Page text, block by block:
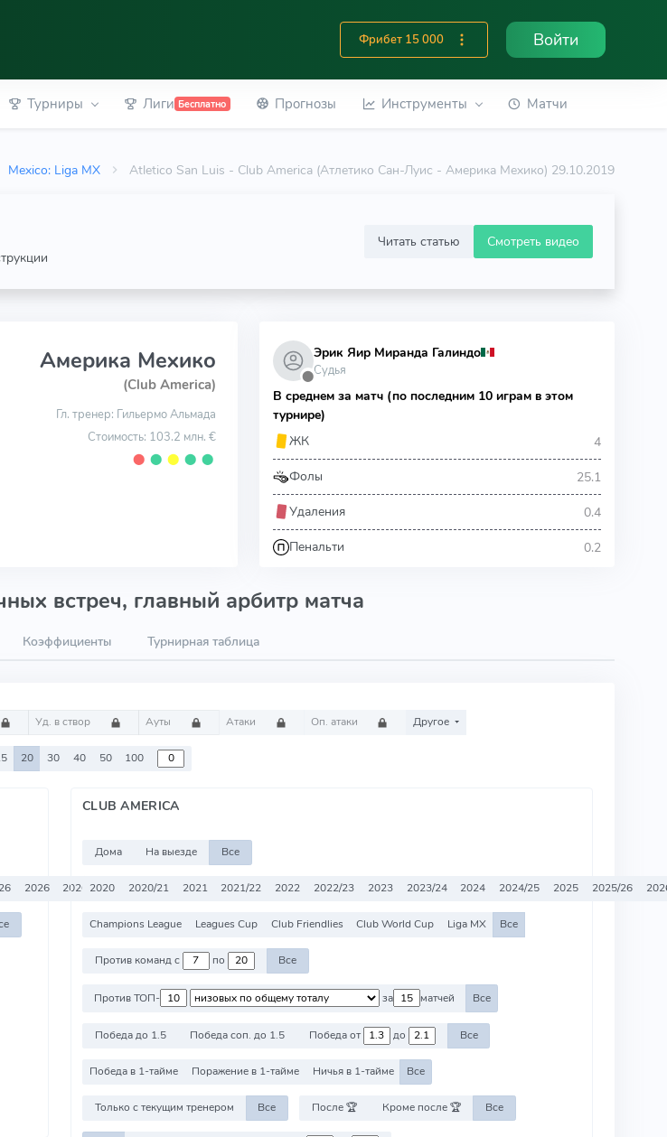
Фрибет 15 000 Войти
Турниры Лиги Бесплатно Прогнозы Инструменты Матчи
Mexico: Liga MX Atletico San Luis - Club America (Атлетико Сан-Луис - Америка Мехико) 29.10.2019
Читать статью Смотреть видео
Америка Мехико
(Club America)
Гл. тренер: Гильермо Альмада
Стоимость: 103.2 млн. €
⬤ ⬤ ⬤ ⬤ ⬤
⬤
Эрик Яир Миранда Галиндо
Судья
В среднем за матч (по последним 10 играм в этом
турнире)
ЖК
4
Фолы 25.1
Удаления 0.4
Пенальти 0.2
встреч, главный арбитр матча
Коэффициенты Турнирная таблица
Уд. в створ Ауты Атаки Оп. атаки Другое
20 30 40 50 100
2026 2026/27 Все
CLUB AMERICA
Дома На выезде Все
2020 2020/21 2021 2021/22 2022 2022/23 2023 2023/24 2024 2024/25 2025 2025/26
Champions League Leagues Cup Club Friendlies Club World Cup Liga MX Все
Против команд с по Все
Против ТОП- за матчей Все
Победа до 1.5 Победа соп. до 1.5 Победа от до Все
Победа в 1-тайме Поражение в 1-тайме Ничья в 1-тайме Все
Только с текущим тренером Все После 🏆 Кроме после 🏆 Все